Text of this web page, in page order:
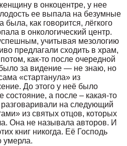
в онкоцентре, у нее
ее выпала на безумные
как говорится, лёгкого
в онкологический центр.
учитывая мезологию
предлагали сходить в храм,
как-то после очередной
за видение — не знаю, но
«стартанула» из
До этого у неё было
состояние, а после – какая-то
на следующий
из святых отцов, которых
Она не называла авторов. И
книг никогда. Её Господь
умерла.